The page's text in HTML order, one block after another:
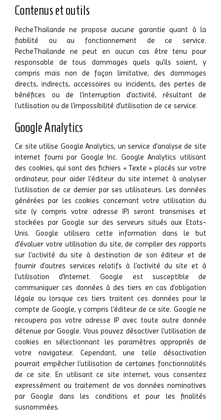
Contenus et outils
PecheThailande ne propose aucune garantie quant à la
fiabilité ou au fonctionnement de ce service.
PecheThailande ne peut en aucun cas être tenu pour
responsable de tous dommages quels qu’ils soient, y
compris mais non de façon limitative, des dommages
directs, indirects, accessoires ou incidents, des pertes de
bénéfices ou de l’interruption d’activité, résultant de
l’utilisation ou de l’impossibilité d’utilisation de ce service.
Google Analytics
Ce site utilise Google Analytics, un service d’analyse de site
internet fourni par Google Inc. Google Analytics utilisant
des cookies, qui sont des fichiers « Texte » placés sur votre
ordinateur, pour aider l’éditeur du site internet à analyser
l’utilisation de ce dernier par ses utilisateurs. Les données
générées par les cookies concernant votre utilisation du
site (y compris votre adresse IP) seront transmises et
stockées par Google sur des serveurs situés aux Etats-
Unis. Google utilisera cette information dans le but
d’évaluer votre utilisation du site, de compiler des rapports
sur l’activité du site à destination de son éditeur et de
fournir d’autres services relatifs à l’activité du site et à
l’utilisation d’Internet. Google est susceptible de
communiquer ces données à des tiers en cas d’obligation
légale ou lorsque ces tiers traitent ces données pour le
compte de Google, y compris l’éditeur de ce site. Google ne
recoupera pas votre adresse IP avec toute autre donnée
détenue par Google. Vous pouvez désactiver l’utilisation de
cookies en sélectionnant les paramètres appropriés de
votre navigateur. Cependant, une telle désactivation
pourrait empêcher l’utilisation de certaines fonctionnalités
de ce site. En utilisant ce site internet, vous consentez
expressément au traitement de vos données nominatives
par Google dans les conditions et pour les finalités
susnommées.